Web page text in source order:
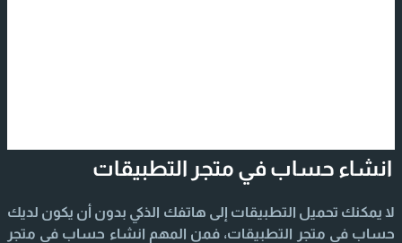
انشاء حساب في متجر التطبيقات
لا يمكنك تحميل التطبيقات إلى هاتفك الذكي بدون أن يكون لديك
حساب في متجر التطبيقات، فمن المهم انشاء حساب في متجر